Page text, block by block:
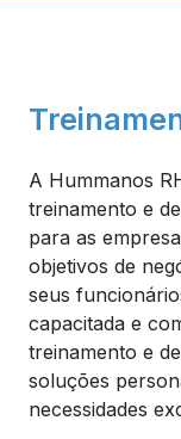
A Hummanos
treinamento e
para as
objetivos de
seus
capacitada e
treinamento e
soluções
necessidades